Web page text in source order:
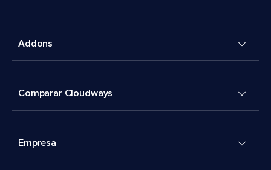
Addons
Comparar Cloudways
Empresa